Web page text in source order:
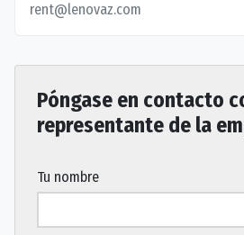
rent@lenovaz.com
Póngase en contacto
representante de la
Tu nombre